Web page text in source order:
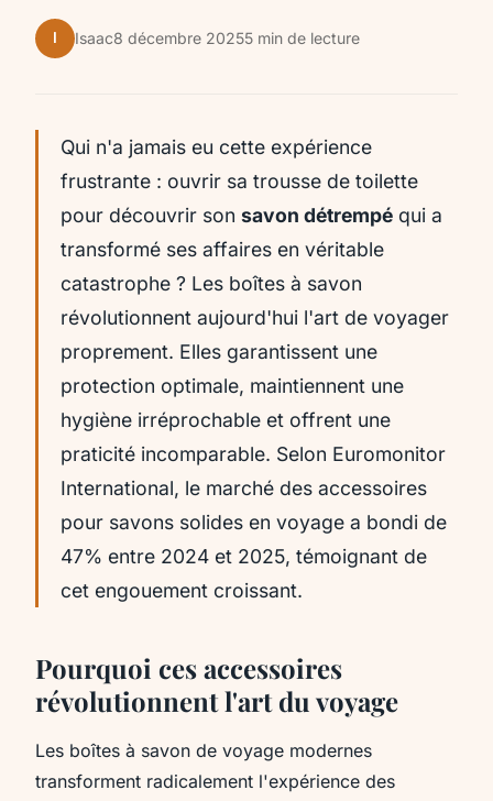
I Isaac8 décembre 20255 min de lecture
Qui n'a jamais eu cette expérience
frustrante : ouvrir sa trousse de toilette
pour découvrir son savon détrempé qui a
transformé ses affaires en véritable
catastrophe ? Les boîtes à savon
révolutionnent aujourd'hui l'art de voyager
proprement. Elles garantissent une
protection optimale, maintiennent une
hygiène irréprochable et offrent une
praticité incomparable. Selon Euromonitor
International, le marché des accessoires
pour savons solides en voyage a bondi de
47% entre 2024 et 2025, témoignant de
cet engouement croissant.
Pourquoi ces accessoires
révolutionnent l'art du voyage
Les boîtes à savon de voyage modernes
transforment radicalement l'expérience des